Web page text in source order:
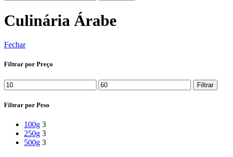
Culinária Árabe
Fechar
Filtrar por Preço
Filtrar
Filtrar por Peso
100g 3
250g 3
500g 3